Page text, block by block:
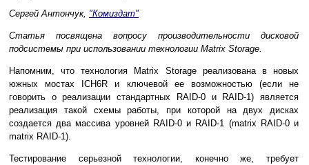
Сергей Антончук, "Комиздат"
Статья посвящена вопросу производительности дисковой
подсистемы при использовании технологии Matrix Storage.
Напомним, что технология Matrix Storage реализована в новых
южных мостах ICH6R и ключевой ее возможностью (если не
говорить о реализации стандартных RAID-0 и RAID-1) является
реализация такой схемы работы, при которой на двух дисках
создается два массива уровней RAID-0 и RAID-1 (matrix RAID-0 и
matrix RAID-1).
Тестирование серьезной технологии, конечно же, требует